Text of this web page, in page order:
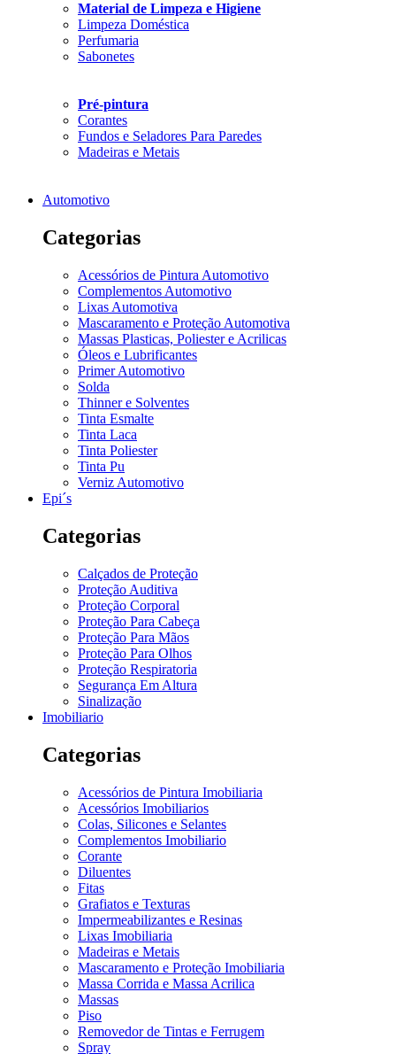
Material de Limpeza e Higiene
Limpeza Doméstica
Perfumaria
Sabonetes
Pré-pintura
Corantes
Fundos e Seladores Para Paredes
Madeiras e Metais
Automotivo
Categorias
Acessórios de Pintura Automotivo
Complementos Automotivo
Lixas Automotiva
Mascaramento e Proteção Automotiva
Massas Plasticas, Poliester e Acrilicas
Óleos e Lubrificantes
Primer Automotivo
Solda
Thinner e Solventes
Tinta Esmalte
Tinta Laca
Tinta Poliester
Tinta Pu
Verniz Automotivo
Epi´s
Categorias
Calçados de Proteção
Proteção Auditiva
Proteção Corporal
Proteção Para Cabeça
Proteção Para Mãos
Proteção Para Olhos
Proteção Respiratoria
Segurança Em Altura
Sinalização
Imobiliario
Categorias
Acessórios de Pintura Imobiliaria
Acessórios Imobiliarios
Colas, Silicones e Selantes
Complementos Imobiliario
Corante
Diluentes
Fitas
Grafiatos e Texturas
Impermeabilizantes e Resinas
Lixas Imobiliaria
Madeiras e Metais
Mascaramento e Proteção Imobiliaria
Massa Corrida e Massa Acrilica
Massas
Piso
Removedor de Tintas e Ferrugem
Spray